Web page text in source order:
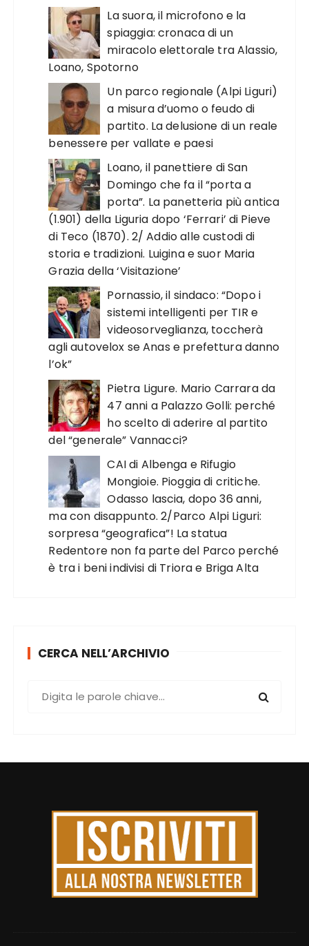
La suora, il microfono e la
spiaggia: cronaca di un
miracolo elettorale tra Alassio,
Loano, Spotorno
Un parco regionale (Alpi Liguri)
a misura d’uomo o feudo di
partito. La delusione di un reale
benessere per vallate e paesi
Loano, il panettiere di San
Domingo che fa il “porta a
porta”. La panetteria più antica
(1.901) della Liguria dopo ‘Ferrari’ di Pieve
di Teco (1870). 2/ Addio alle custodi di
storia e tradizioni. Luigina e suor Maria
Grazia della ‘Visitazione’
Pornassio, il sindaco: “Dopo i
sistemi intelligenti per TIR e
videosorveglianza, toccherà
agli autovelox se Anas e prefettura danno
l’ok”
Pietra Ligure. Mario Carrara da
47 anni a Palazzo Golli: perché
ho scelto di aderire al partito
del “generale” Vannacci?
CAI di Albenga e Rifugio
Mongioie. Pioggia di critiche.
Odasso lascia, dopo 36 anni,
ma con disappunto. 2/Parco Alpi Liguri:
sorpresa “geografica”! La statua
Redentore non fa parte del Parco perché
è tra i beni indivisi di Triora e Briga Alta
CERCA NELL’ARCHIVIO